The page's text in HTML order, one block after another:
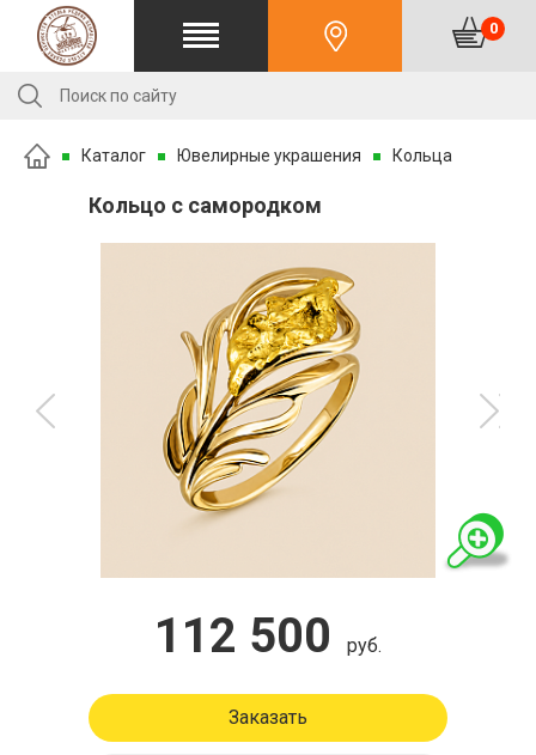
0
Каталог Ювелирные украшения Кольца
Кольцо с самородком
112 500 руб.
Заказать